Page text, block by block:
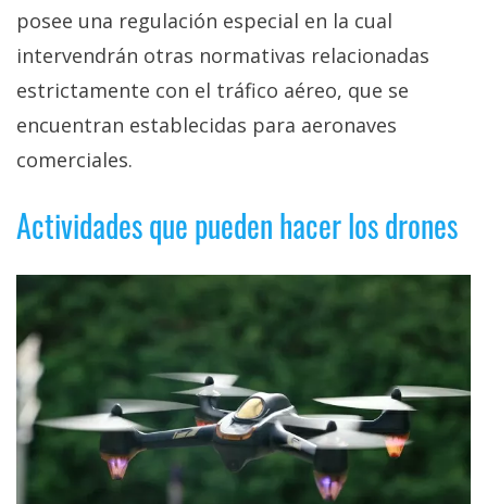
posee una regulación especial en la cual
intervendrán otras normativas relacionadas
estrictamente con el tráfico aéreo, que se
encuentran establecidas para aeronaves
comerciales.
Actividades que pueden hacer los drones